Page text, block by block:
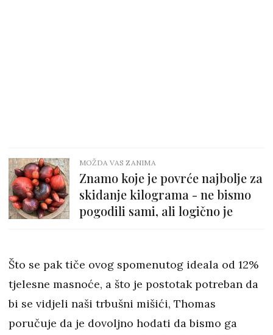
MOŽDA VAS ZANIMA
Znamo koje je povrće najbolje za
skidanje kilograma - ne bismo
pogodili sami, ali logično je
Što se pak tiče ovog spomenutog ideala od 12%
tjelesne masnoće, a što je postotak potreban da
bi se vidjeli naši trbušni mišići, Thomas
poručuje da je dovoljno hodati da bismo ga